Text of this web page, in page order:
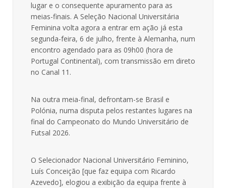
lugar e o consequente apuramento para as
meias-finais. A Seleção Nacional Universitária
Feminina volta agora a entrar em ação já esta
segunda-feira, 6 de julho, frente à Alemanha, num
encontro agendado para as 09h00 (hora de
Portugal Continental), com transmissão em direto
no Canal 11.
Na outra meia-final, defrontam-se Brasil e
Polónia, numa disputa pelos restantes lugares na
final do Campeonato do Mundo Universitário de
Futsal 2026.
O Selecionador Nacional Universitário Feminino,
Luís Conceição [que faz equipa com Ricardo
Azevedo], elogiou a exibição da equipa frente à